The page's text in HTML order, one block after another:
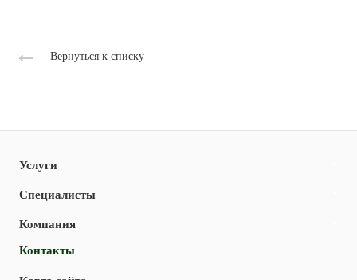
Вернуться к списку
Услуги
Специалисты
Компания
Контакты